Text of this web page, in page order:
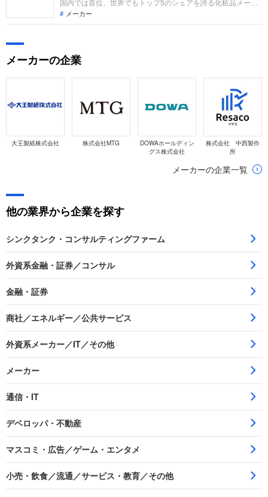
ー、資生堂。海外売上比率は55％にのぼり、「世界で勝てる日
本発のグローバルビューティーカンパニー」を目指して約120
とめました。
メーカー
メーカーの企業
大王製紙株式会社 株式会社MTG
DOWAホールディン
グス株式会社
株式会社 中西製作
所
メーカーの企業一覧
他の業界から企業を探す
シンクタンク・コンサルティングファーム
外資系金融・証券／コンサル
金融・証券
商社／エネルギー／公共サービス
外資系メーカー／IT／その他
メーカー
通信・IT
デベロッパ・不動産
マスコミ・広告／ゲーム・エンタメ
小売・飲食／流通／サービス・教育／その他